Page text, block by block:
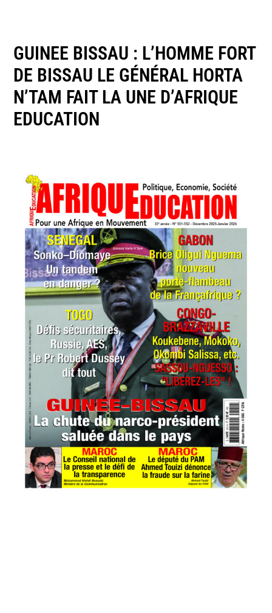
GUINEE BISSAU : L’HOMME FORT
DE BISSAU LE GÉNÉRAL HORTA
N’TAM FAIT LA UNE D’AFRIQUE
EDUCATION